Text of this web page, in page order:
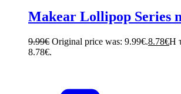
Makear Lollipop Series
9.99€ Original price was: 9.99€.8.78€Η
8.78€.